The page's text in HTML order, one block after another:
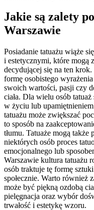
Jakie są zalety
Warszawie
Posiadanie tatuażu wiąże
i estetycznymi, które mogą
decydującej się na ten
formę osobistego
swoich wartości, pasji czy
ciała. Dla wielu osób
w życiu lub
tatuażu może zwiększać
to sposób na
tłumu. Tatuaże mogą także
niektórych osób proces
emocjonalnego lub
Warszawie kultura tatuażu
osób traktuje tę formę
społecznie. Warto również
może być piękną ozdobą
pielęgnacja oraz wybór
trwałość i estetykę wzoru.